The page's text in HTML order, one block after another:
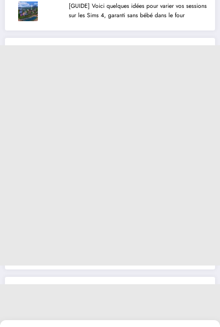
[GUIDE] Voici quelques idées pour varier vos sessions
sur les Sims 4, garanti sans bébé dans le four